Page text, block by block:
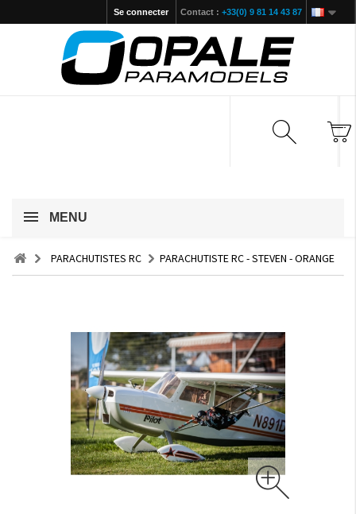
Contact : +33(0) 9 81 14 43 87
Se connecter
MENU
PARACHUTISTES RC PARACHUTISTE RC - STEVEN - ORANGE